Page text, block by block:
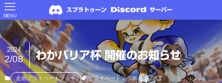
MENU
わかバリア杯 開催のお知らせ
2024
2/08
企画プライベートマッチ プライベートマッチ つぼ